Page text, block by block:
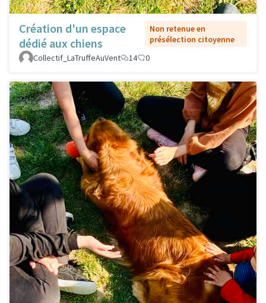
Création d'un espace
dédié aux chiens
Non retenue en
présélection citoyenne
Collectif_LaTruffeAuVent
14 0